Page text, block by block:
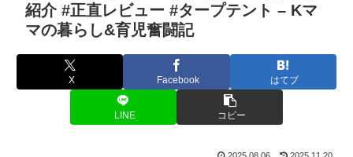
紹介 #正直レビュー #タープテント – Kマ
マの暮らし&育児奮闘記
X Facebook はてブ
LINE コピー